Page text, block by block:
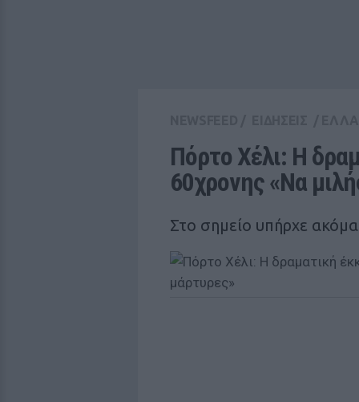
Πόρτο Χέλι: Η
60χρονης «Να
Στο σημείο υπήρχε